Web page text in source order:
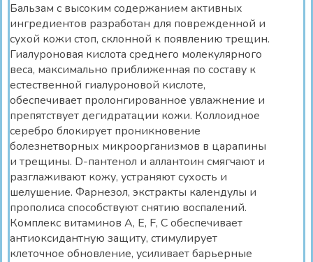
Бальзам с высоким содержанием активных
ингредиентов разработан для поврежденной и
сухой кожи стоп, склонной к появлению трещин.
Гиалуроновая кислота среднего молекулярного
веса, максимально приближенная по составу к
естественной гиалуроновой кислоте,
обеспечивает пролонгированное увлажнение и
препятствует дегидратации кожи. Коллоидное
серебро блокирует проникновение
болезнетворных микроорганизмов в царапины
и трещины. D-пантенол и аллантоин смягчают и
разглаживают кожу, устраняют сухость и
шелушение. Фарнезол, экстракты календулы и
прополиса способствуют снятию воспалений.
Комплекс витаминов A, E, F, С обеспечивает
антиоксидантную защиту, стимулирует
клеточное обновление, усиливает барьерные